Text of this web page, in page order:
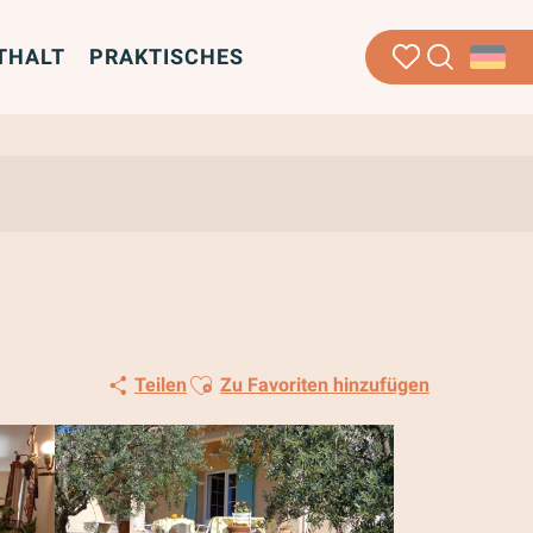
Suche
PRAKTISCHES
Teilen Ajouter aux favoris
Zu Favoriten hinzufügen